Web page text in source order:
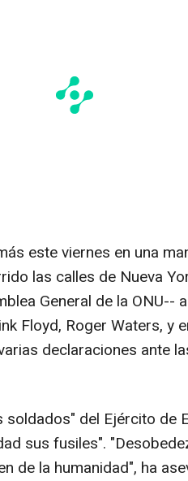
este viernes en una
las calles de Nueva
General de la ONU--
Floyd, Roger Waters, y
declaraciones ante
del Ejército de
sus fusiles".
de la humanidad", ha